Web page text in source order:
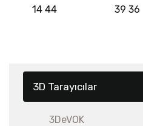
14 44
39 36
3D Tarayıcılar
3DeVOK